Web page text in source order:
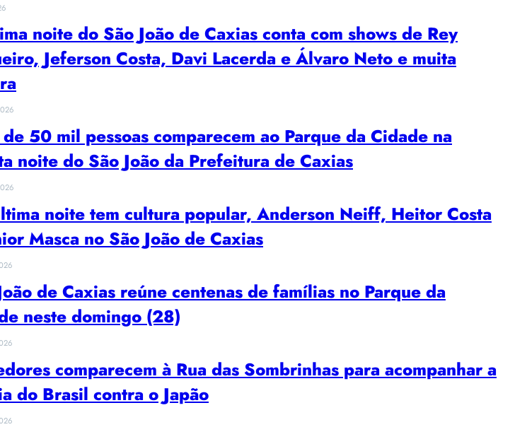
noite do São João de Caxias conta com shows de Rey
Jeferson Costa, Davi Lacerda e Álvaro Neto e muita
50 mil pessoas comparecem ao Parque da Cidade na
noite do São João da Prefeitura de Caxias
noite tem cultura popular, Anderson Neiff, Heitor Costa
Masca no São João de Caxias
de Caxias reúne centenas de famílias no Parque da
neste domingo (28)
comparecem à Rua das Sombrinhas para acompanhar a
do Brasil contra o Japão